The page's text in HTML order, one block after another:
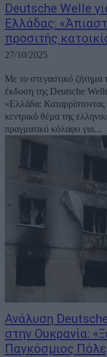
Deutsche Welle
Ελλάδας:
προσιτής
27/10/2025
Με το στεγαστικό ζήτημα
έκδοση της Deutsche
«Ελλάδα: Καταρρίπτοντας
κεντρικό θέμα της
πραγματικό κόλαφο για...
Ανάλυση
στην Ουκρανία:
Παγκόσμιος